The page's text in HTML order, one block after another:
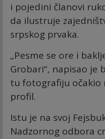
i pojedini članovi
da ilustruje
srpskog prvaka.
„Pesme se ore i
Grobari“, napisao je
tu fotografiju očakio
profil.
Istu je na svoj
Nadzornog odbora